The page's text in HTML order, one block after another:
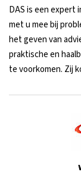
DAS is een expert
met u mee bij
het geven van
praktische en
te voorkomen. Zij